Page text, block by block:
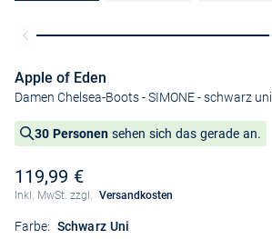
Apple of Eden
Damen Chelsea-Boots - SIMONE- schwarz uni
30 Personen sehen sich das gerade an.
119,99 €
Inkl. MwSt. zzgl. Versandkosten
Farbe: Schwarz Uni